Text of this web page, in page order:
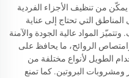
يمكّن من تنظيف الأجزاء الفردية
التي تحتاج إلى عناية
المواد عالية الجودة والآمنة
الروائح، ما يحافظ على
الطويل لأنواع مختلفة من
البروتين. كما تمنع